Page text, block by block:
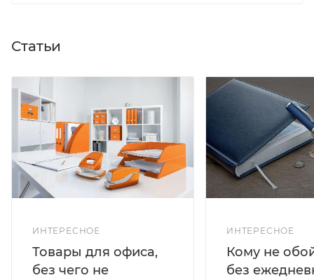
Статьи
ИНТЕРЕСНОЕ
Товары для офиса,
без чего не
ИНТЕРЕСНОЕ
Кому не
без